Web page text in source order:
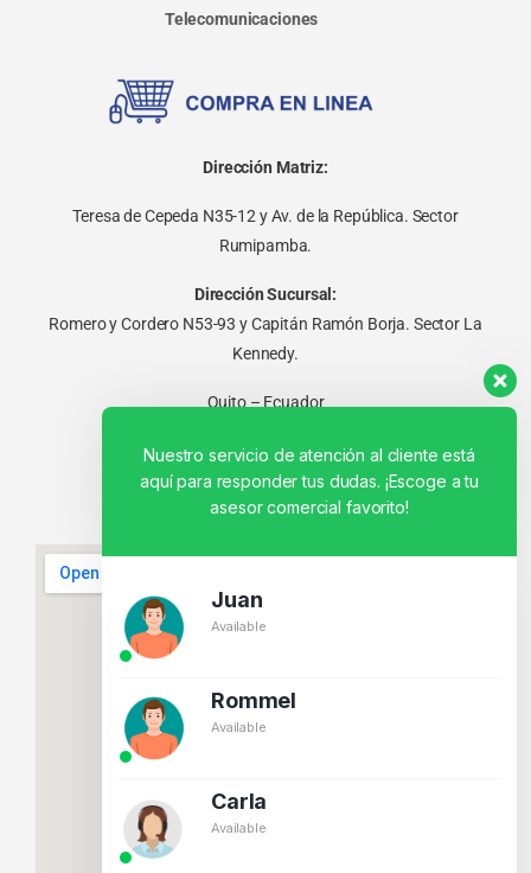
Telecomunicaciones
Dirección Matriz:
Teresa de Cepeda N35-12 y Av. de la República. Sector
Rumipamba.
Dirección Sucursal:
Romero y Cordero N53-93 y Capitán Ramón Borja. Sector La
Kennedy.
Quito – Ecuador
Nuestro servicio de atención al cliente está
aquí para responder tus dudas. ¡Escoge a tu
asesor comercial favorito!
Juan
Available
Rommel
Available
Carla
Available